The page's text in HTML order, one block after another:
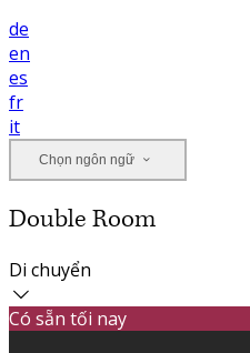
de
en
es
fr
it
Chọn ngôn ngữ
Double Room
Di chuyển
Có sẵn tối nay